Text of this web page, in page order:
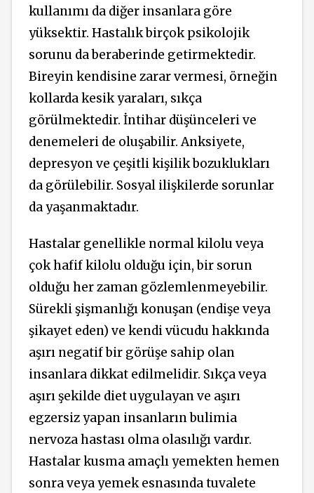
kullanımı da diğer insanlara göre
yüksektir. Hastalık birçok psikolojik
sorunu da beraberinde getirmektedir.
Bireyin kendisine zarar vermesi, örneğin
kollarda kesik yaraları, sıkça
görülmektedir. İntihar düşünceleri ve
denemeleri de oluşabilir. Anksiyete,
depresyon ve çeşitli kişilik bozuklukları
da görülebilir. Sosyal ilişkilerde sorunlar
da yaşanmaktadır.
Hastalar genellikle normal kilolu veya
çok hafif kilolu olduğu için, bir sorun
olduğu her zaman gözlemlenmeyebilir.
Sürekli şişmanlığı konuşan (endişe veya
şikayet eden) ve kendi vücudu hakkında
aşırı negatif bir görüşe sahip olan
insanlara dikkat edilmelidir. Sıkça veya
aşırı şekilde diet uygulayan ve aşırı
egzersiz yapan insanların bulimia
nervoza hastası olma olasılığı vardır.
Hastalar kusma amaçlı yemekten hemen
sonra veya yemek esnasında tuvalete